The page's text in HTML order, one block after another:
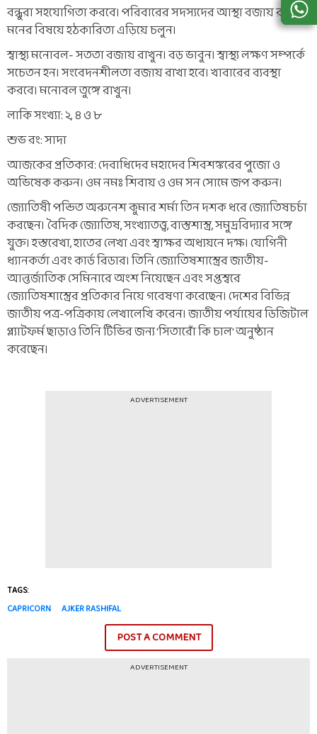
বন্ধুরা সহযোগিতা করবে। পরিবারের সদস্যদের আস্থা বজায় রাখুন।
মনের বিষয়ে হঠকারিতা এড়িয়ে চলুন।
স্বাস্থ্য মনোবল- সততা বজায় রাখুন। বড় ভাবুন। স্বাস্থ্য লক্ষণ সম্পর্কে
সচেতন হন। সংবেদনশীলতা বজায় রাখা হবে। খাবারের ব্যবস্থা
করবে। মনোবল তুঙ্গে রাখুন।
লাকি সংখ্যা: ২, ৪ ও ৮
শুভ রং: সাদা
আজকের প্রতিকার: দেবাধিদেব মহাদেব শিবশঙ্করের পুজো ও
অভিষেক করুন। ওম নমঃ শিবায় ও ওম সন সোমে জপ করুন।
জ্যোতিষী পন্ডিত অরুনেশ কুমার শর্মা তিন দশক ধরে জ্যোতিষচর্চা
করছেন। বৈদিক জ্যোতিষ, সংখ্যাতত্ত্ব, বাস্তুশাস্ত্র, সমুদ্রবিদ্যার সঙ্গে
যুক্ত। হস্তরেখা, হাতের লেখা এবং স্বাক্ষর অধ্যয়নে দক্ষ। যোগিনী
ধ্যানকর্তা এবং কার্ড রিডার। তিনি জ্যোতিষশাস্ত্রের জাতীয়-
আন্তর্জাতিক সেমিনারে অংশ নিয়েছেন এবং সপ্তস্বরে
জ্যোতিষশাস্ত্রের প্রতিকার নিয়ে গবেষণা করেছেন। দেশের বিভিন্ন
জাতীয় পত্র-পত্রিকায় লেখালেখি করেন। জাতীয় পর্যায়ের ডিজিটাল
প্ল্যাটফর্ম ছাড়াও তিনি টিভির জন্য 'সিতারোঁ কি চাল' অনুষ্ঠান
করেছেন।
ADVERTISEMENT
TAGS:
CAPRICORN
AJKER RASHIFAL
POST A COMMENT
ADVERTISEMENT